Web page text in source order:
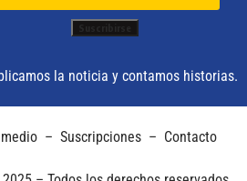
la noticia y contamos historias.
– Suscripciones – Contacto